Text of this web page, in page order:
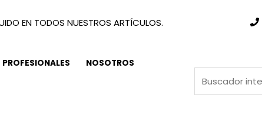
EN TODOS NUESTROS ARTÍCULOS.
PROFESIONALES NOSOTROS